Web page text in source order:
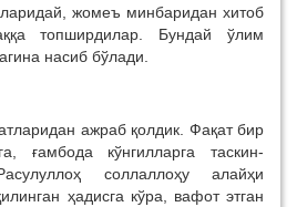
жомеъ минбаридан хитоб
топширдилар. Бундай ўлим
насиб бўлади.
ажраб қолдик. Фақат бир
ғамбода кўнгилларга таскин-
соллаллоҳу алайҳи
ҳадисга кўра, вафот этган